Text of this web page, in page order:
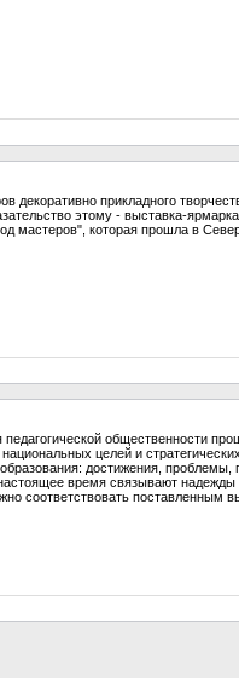
декоративно прикладного
этому - выставка-
мастеров", которая прошла в
педагогической общественности
целей и
достижения, проблемы,
время связывают надежды
соответствовать поставленным